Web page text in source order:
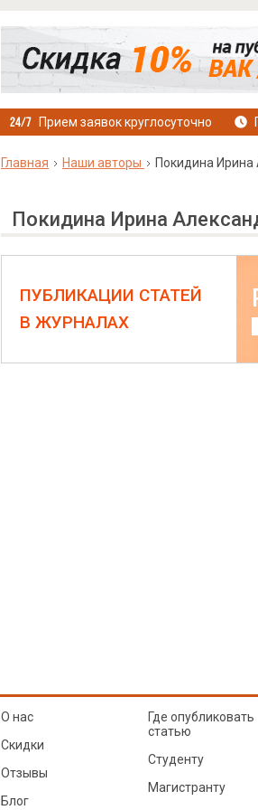
Прием заявок круглосуточно
Главная Наши авторы Покидина Ирина
Покидина Ирина
ПУБЛИКАЦИИ СТАТЕЙ
В ЖУРНАЛАХ
О нас
Скидки
Отзывы
Блог
Где опубликовать
статью
Студенту
Магистранту